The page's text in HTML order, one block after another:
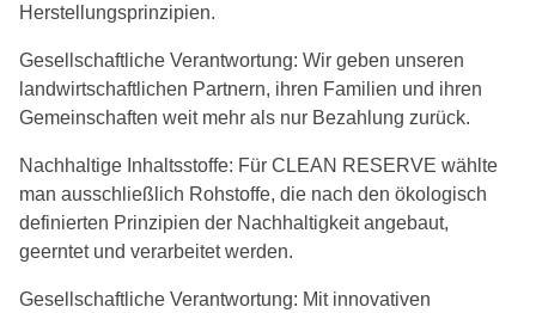
Herstellungsprinzipien.
Gesellschaftliche Verantwortung: Wir geben unseren
landwirtschaftlichen Partnern, ihren Familien und ihren
Gemeinschaften weit mehr als nur Bezahlung zurück.
Nachhaltige Inhaltsstoffe: Für CLEAN RESERVE wählte
man ausschließlich Rohstoffe, die nach den ökologisch
definierten Prinzipien der Nachhaltigkeit angebaut,
geerntet und verarbeitet werden.
Gesellschaftliche Verantwortung: Mit innovativen